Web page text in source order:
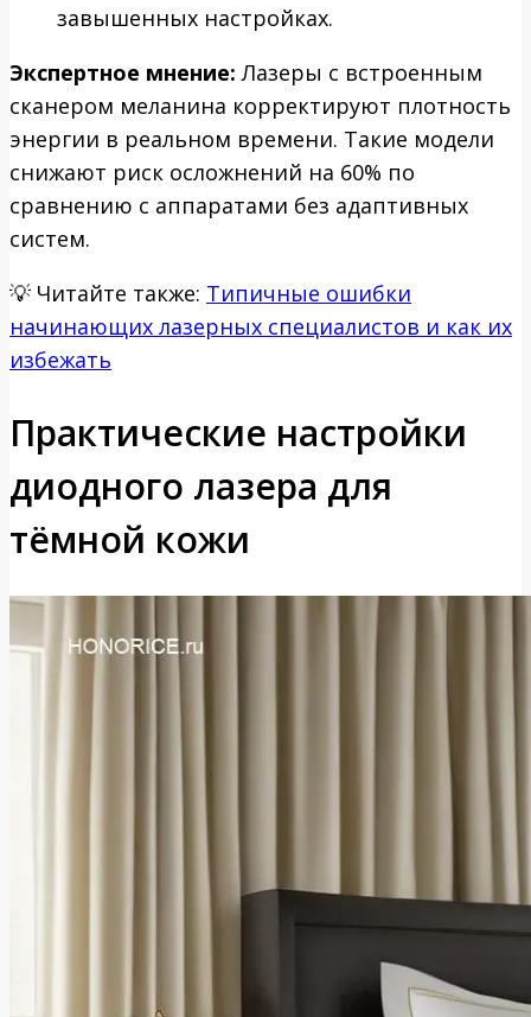
завышенных настройках.
Экспертное мнение: Лазеры с встроенным
сканером меланина корректируют плотность
энергии в реальном времени. Такие модели
снижают риск осложнений на 60% по
сравнению с аппаратами без адаптивных
систем.
💡 Читайте также: Типичные ошибки
начинающих лазерных специалистов и как их
избежать
Практические настройки
диодного лазера для
тёмной кожи